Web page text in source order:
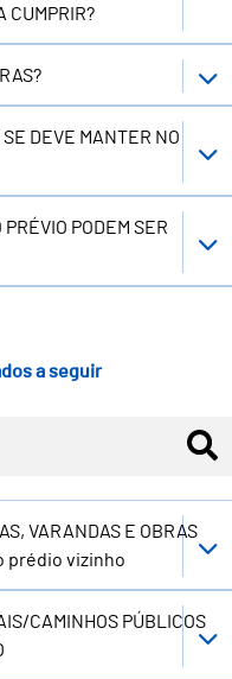
CUMPRIR?
SE DEVE MANTER NO
PODEM SER
a seguir
VARANDAS E OBRAS
prédio vizinho
CAMINHOS PÚBLICOS